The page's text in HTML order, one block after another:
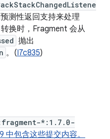
测性返回支持来处理
换时，Fragment 会从
抛出
。(I7c835)
*:1.7.0-
中包含这些提交内容。